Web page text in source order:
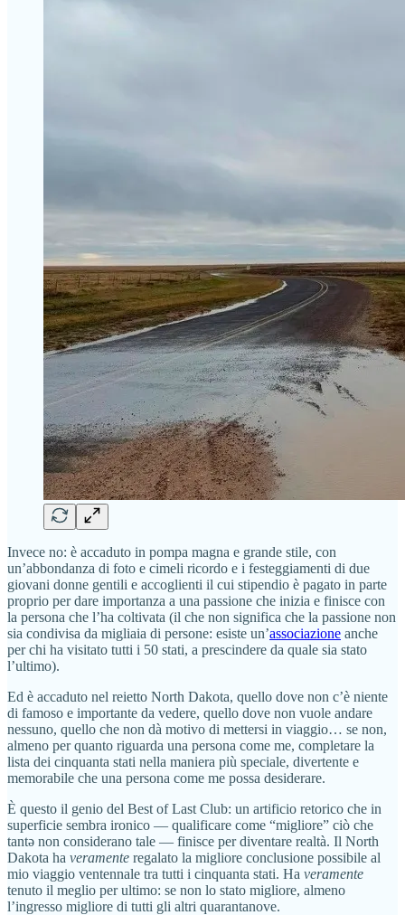
Invece no: è accaduto in pompa magna e grande stile, con
un’abbondanza di foto e cimeli ricordo e i festeggiamenti di due
giovani donne gentili e accoglienti il cui stipendio è pagato in parte
proprio per dare importanza a una passione che inizia e finisce con
la persona che l’ha coltivata (il che non significa che la passione non
sia condivisa da migliaia di persone: esiste un’associazione anche
per chi ha visitato tutti i 50 stati, a prescindere da quale sia stato
l’ultimo).
Ed è accaduto nel reietto North Dakota, quello dove non c’è niente
di famoso e importante da vedere, quello dove non vuole andare
nessuno, quello che non dà motivo di mettersi in viaggio… se non,
almeno per quanto riguarda una persona come me, completare la
lista dei cinquanta stati nella maniera più speciale, divertente e
memorabile che una persona come me possa desiderare.
È questo il genio del Best of Last Club: un artificio retorico che in
superficie sembra ironico — qualificare come “migliore” ciò che
tantə non considerano tale — finisce per diventare realtà. Il North
Dakota ha veramente regalato la migliore conclusione possibile al
mio viaggio ventennale tra tutti i cinquanta stati. Ha veramente
tenuto il meglio per ultimo: se non lo stato migliore, almeno
l’ingresso migliore di tutti gli altri quarantanove.